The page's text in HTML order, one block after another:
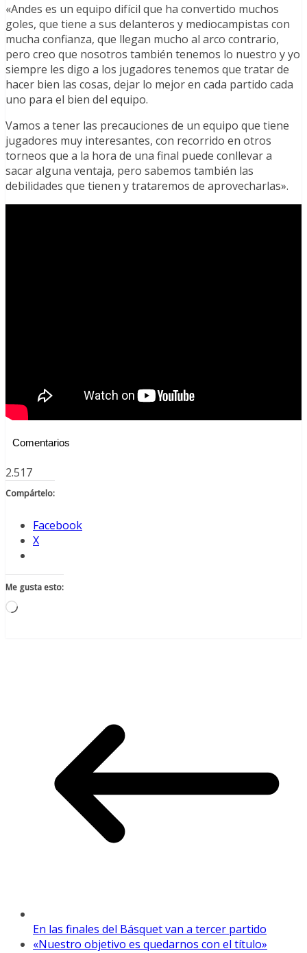
«Andes es un equipo difícil que ha convertido muchos
goles, que tiene a sus delanteros y mediocampistas con
mucha confianza, que llegan mucho al arco contrario,
pero creo que nosotros también tenemos lo nuestro y yo
siempre les digo a los jugadores tenemos que tratar de
hacer bien las cosas, dejar lo mejor en cada partido cada
uno para el bien del equipo.
Vamos a tener las precauciones de un equipo que tiene
jugadores muy interesantes, con recorrido en otros
torneos que a la hora de una final puede conllevar a
sacar alguna ventaja, pero sabemos también las
debilidades que tienen y trataremos de aprovecharlas».
Comentarios
2.517
Compártelo:
Facebook
X
Me gusta esto:
Cargando...
En las finales del Básquet van a tercer partido
«Nuestro objetivo es quedarnos con el título»